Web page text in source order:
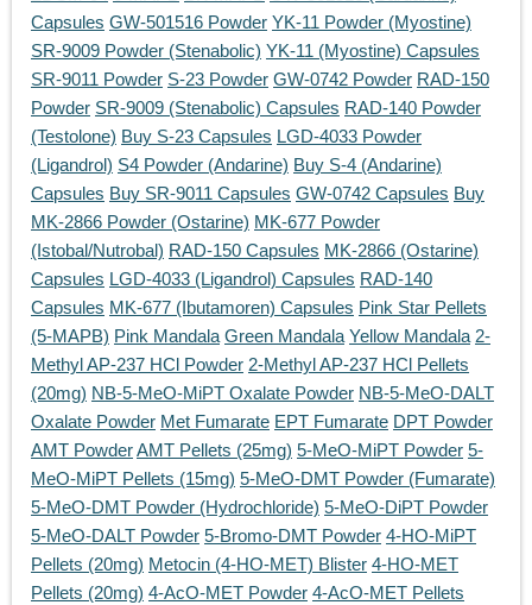
Capsules GW-501516 Powder YK-11 Powder (Myostine)
SR-9009 Powder (Stenabolic) YK-11 (Myostine) Capsules
SR-9011 Powder S-23 Powder GW-0742 Powder RAD-150
Powder SR-9009 (Stenabolic) Capsules RAD-140 Powder
(Testolone) Buy S-23 Capsules LGD-4033 Powder
(Ligandrol) S4 Powder (Andarine) Buy S-4 (Andarine)
Capsules Buy SR-9011 Capsules GW-0742 Capsules Buy
MK-2866 Powder (Ostarine) MK-677 Powder
(Istobal/Nutrobal) RAD-150 Capsules MK-2866 (Ostarine)
Capsules LGD-4033 (Ligandrol) Capsules RAD-140
Capsules MK-677 (Ibutamoren) Capsules Pink Star Pellets
(5-MAPB) Pink Mandala Green Mandala Yellow Mandala 2-
Methyl AP-237 HCl Powder 2-Methyl AP-237 HCl Pellets
(20mg) NB-5-MeO-MiPT Oxalate Powder NB-5-MeO-DALT
Oxalate Powder Met Fumarate EPT Fumarate DPT Powder
AMT PowderAMT Pellets (25mg) 5-MeO-MiPT Powder 5-
MeO-MiPT Pellets (15mg) 5-MeO-DMT Powder (Fumarate)
5-MeO-DMT Powder (Hydrochloride) 5-MeO-DiPT Powder
5-MeO-DALT Powder 5-Bromo-DMT Powder 4-HO-MiPT
Pellets (20mg) Metocin (4-HO-MET) Blister 4-HO-MET
Pellets (20mg) 4-AcO-MET Powder 4-AcO-MET Pellets